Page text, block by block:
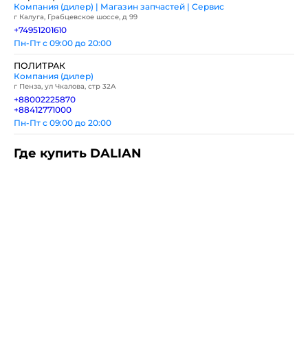
Компания (дилер) | Магазин запчастей | Сервис
г Калуга, Грабцевское шоссе, д 99
+74951201610
Пн-Пт с 09:00 до 20:00
ПОЛИТРАК
Компания (дилер)
г Пенза, ул Чкалова, стр 32А
+88002225870
+88412771000
Пн-Пт с 09:00 до 20:00
Где купить DALIAN